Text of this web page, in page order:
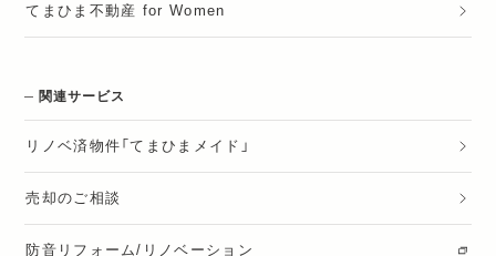
てまひま不動産 for Women
関連サービス
リノベ済物件「てまひまメイド」
売却のご相談
防音リフォーム/リノベーション